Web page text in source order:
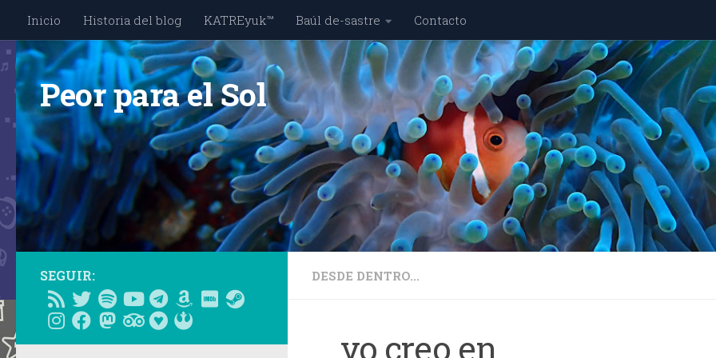
Saltar al contenido
Inicio Historia del blog KATREyuk™ Baúl de-sastre Contacto
Peor para el Sol
DESDE DENTRO...
… yo creo en
SEGUIR: